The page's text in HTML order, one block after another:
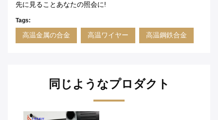
先に見ることあなたの照会に!
Tags:
高温金属の合金 高温ワイヤー 高温鋼鉄合金
同じようなプロダクト